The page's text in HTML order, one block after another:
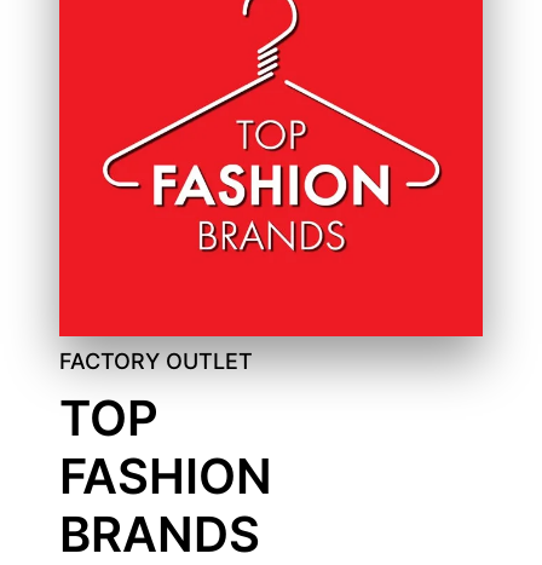
FACTORY OUTLET
TOP
FASHION
BRANDS